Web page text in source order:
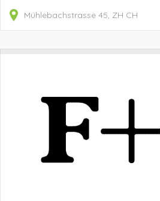
Mühlebachstrasse 45 ZH CH